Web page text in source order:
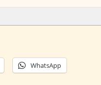
WhatsApp